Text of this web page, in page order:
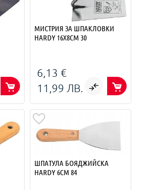
МИСТРИЯ ЗА ШПАКЛОВКИ
HARDY 16X8СМ 30
6,13 €
11,99 ЛВ.
ШПАТУЛА БОЯДЖИЙСКА
HARDY 6СМ 84